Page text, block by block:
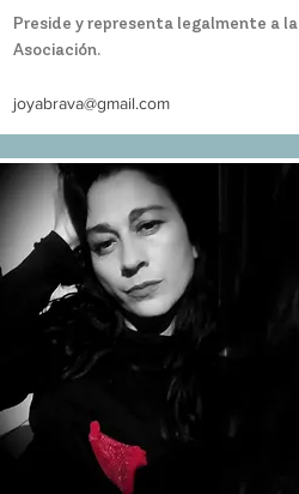
Preside y representa legalmente a la
Asociación.
joyabrava@gmail.com